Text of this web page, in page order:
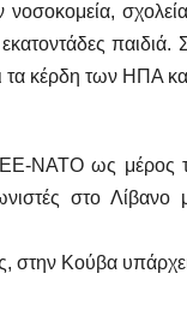
νοσοκομεία,
παιδιά.
τα κέρδη των ΗΠΑ
ΝΑΤΟ ως μέρος
στο Λίβανο
στην Κούβα